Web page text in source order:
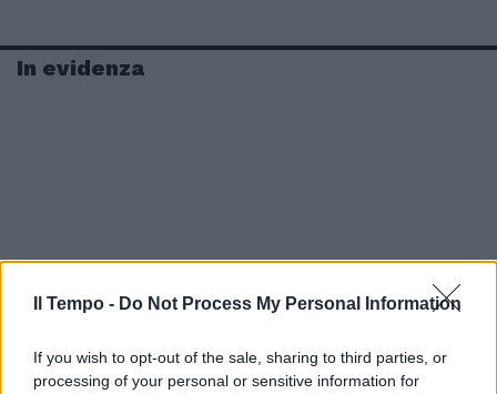
Il Tempo - Do Not Process My Personal Information
If you wish to opt-out of the sale, sharing to third parties, or
processing of your personal or sensitive information for
In evidenza